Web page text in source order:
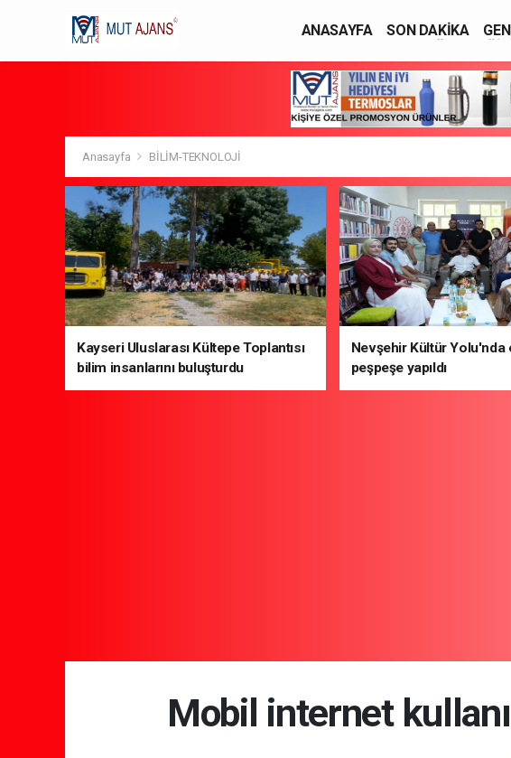
ANASAYFA SON DAKİKA
Anasayfa BİLİM-TEKNOLOJİ
Kayseri Uluslarası Kültepe Toplantısı
bilim insanlarını buluşturdu
Nevşehir Kültür Yolu'nda
peşpeşe yapıldı
Mobil internet